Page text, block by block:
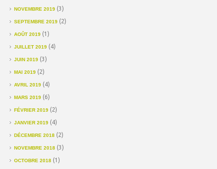
NOVEMBRE 2019 (3)
SEPTEMBRE 2019 (2)
AOÛT 2019 (1)
JUILLET 2019 (4)
JUIN 2019 (3)
MAI 2019 (2)
AVRIL 2019 (4)
MARS 2019 (6)
FÉVRIER 2019 (2)
JANVIER 2019 (4)
DÉCEMBRE 2018 (2)
NOVEMBRE 2018 (3)
OCTOBRE 2018 (1)